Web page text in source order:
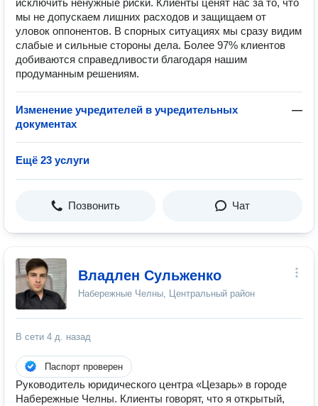
исключить ненужные риски. Клиенты ценят нас за то, что
мы не допускаем лишних расходов и защищаем от
уловок оппонентов. В спорных ситуациях мы сразу видим
слабые и сильные стороны дела. Более 97% клиентов
добиваются справедливости благодаря нашим
продуманным решениям.
Изменение учредителей в учредительных
документах
—
Ещё 23 услуги
Позвонить Чат
Владлен Сульженко
Набережные Челны, Центральный район
В сети 4 д. назад
Паспорт проверен
Руководитель юридического центра «Цезарь» в городе
Набережные Челны. Клиенты говорят, что я открытый,